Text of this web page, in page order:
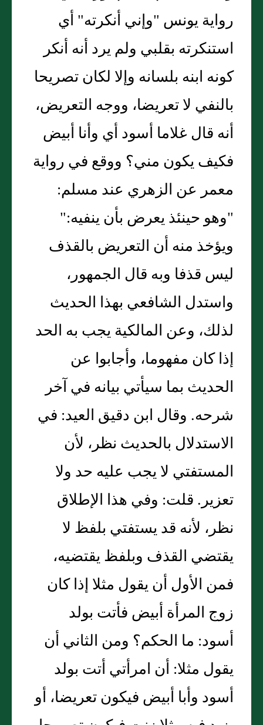
رواية يونس "وإني أنكرته" أي
استنكرته بقلبي ولم يرد أنه أنكر
كونه ابنه بلسانه وإلا لكان تصريحا
بالنفي لا تعريضا، ووجه التعريض،
أنه قال غلاما أسود أي وأنا أبيض
فكيف يكون مني؟ ووقع في رواية
معمر عن الزهري عند مسلم:
"وهو حينئذ يعرض بأن ينفيه:"
ويؤخذ منه أن التعريض بالقذف
ليس قذفا وبه قال الجمهور،
واستدل الشافعي بهذا الحديث
لذلك، وعن المالكية يجب به الحد
إذا كان مفهوما، وأجابوا عن
الحديث بما سيأتي بيانه في آخر
شرحه. وقال ابن دقيق العيد: في
الاستدلال بالحديث نظر، لأن
المستفتي لا يجب عليه حد ولا
تعزير. قلت: وفي هذا الإطلاق
نظر، لأنه قد يستفتي بلفظ لا
يقتضي القذف وبلفظ يقتضيه،
فمن الأول أن يقول مثلا إذا كان
زوج المرأة أبيض فأتت بولد
أسود: ما الحكم؟ ومن الثاني أن
يقول مثلا: أن امرأتي أتت بولد
أسود وأبا أبيض فيكون تعريضا، أو